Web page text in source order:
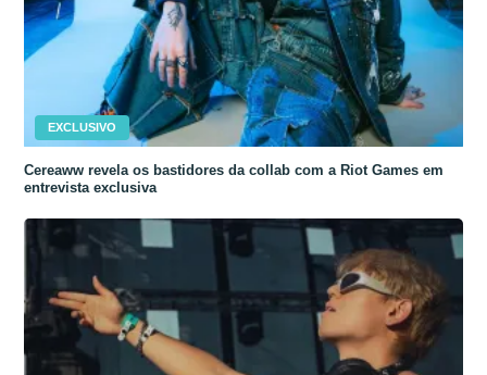
EXCLUSIVO
Cereaww revela os bastidores da collab com a Riot Games em
entrevista exclusiva